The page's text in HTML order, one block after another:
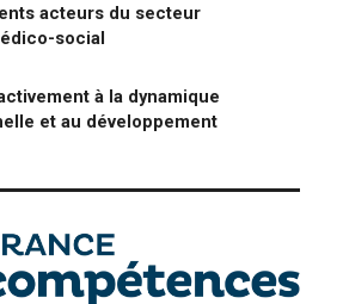
acteurs du secteur
social
à la dynamique
et au développement